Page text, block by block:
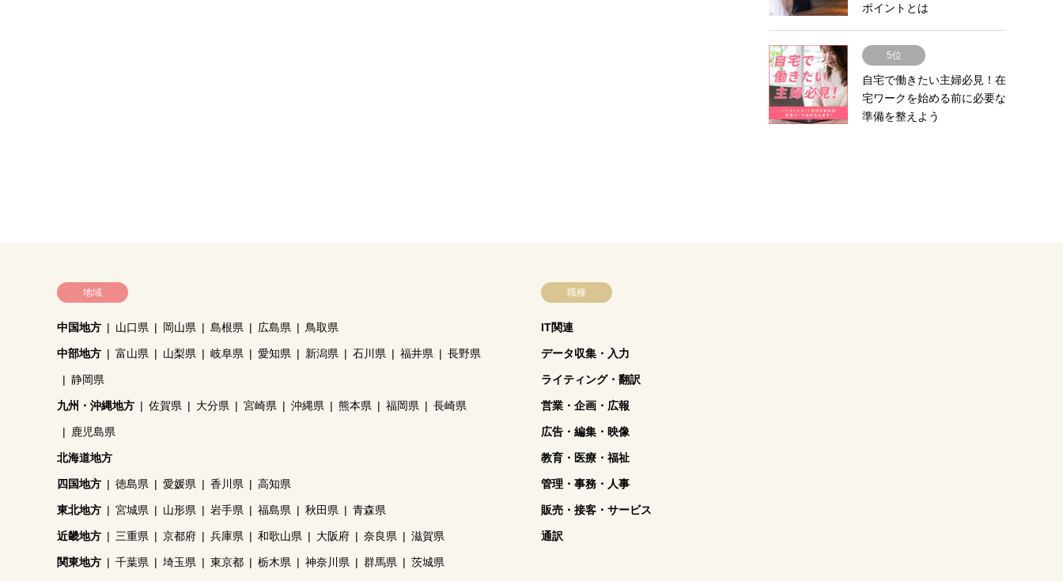
ポイントとは
5位
自宅で働きたい主婦必見！在
宅ワークを始める前に必要な
準備を整えよう
地域
中国地方 山口県 岡山県 島根県 広島県 鳥取県
中部地方 富山県 山梨県 岐阜県 愛知県 新潟県 石川県 福井県 長野県
静岡県
九州・沖縄地方 佐賀県 大分県 宮崎県 沖縄県 熊本県 福岡県 長崎県
鹿児島県
北海道地方
四国地方 徳島県 愛媛県 香川県 高知県
東北地方 宮城県 山形県 岩手県 福島県 秋田県 青森県
近畿地方 三重県 京都府 兵庫県 和歌山県 大阪府 奈良県 滋賀県
関東地方 千葉県 埼玉県 東京都 栃木県 神奈川県 群馬県 茨城県
職種
IT関連
データ収集・入力
ライティング・翻訳
営業・企画・広報
広告・編集・映像
教育・医療・福祉
管理・事務・人事
販売・接客・サービス
通訳